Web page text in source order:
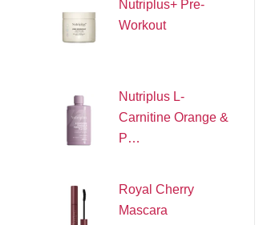
Nutriplus+ Pre-
Workout
Nutriplus L-
Carnitine Orange &
P…
Royal Cherry
Mascara